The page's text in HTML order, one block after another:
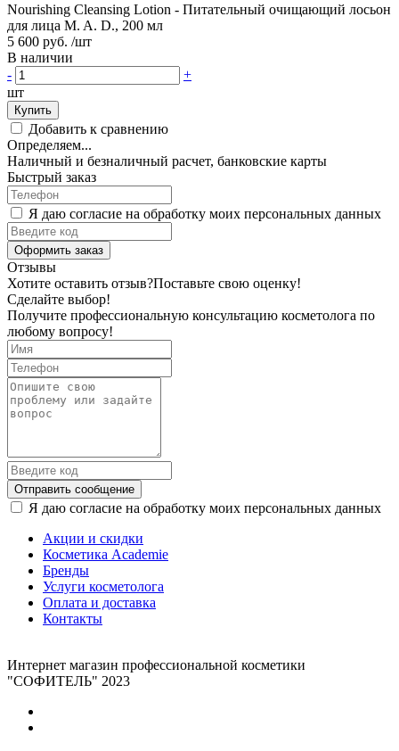
Nourishing Cleansing Lotion - Питательный очищающий лосьон
для лица M. A. D., 200 мл
5 600 руб. /шт
В наличии
-
+
шт
Купить
Добавить к сравнению
Определяем...
Наличный и безналичный расчет, банковские карты
Быстрый заказ
Я даю согласие на обработку моих персональных данных
Оформить заказ
Отзывы
Хотите оставить отзыв?Поставьте свою оценку!
Сделайте выбор!
Получите профессиональную консультацию косметолога по
любому вопросу!
Отправить сообщение
Я даю согласие на обработку моих персональных данных
Акции и скидки
Косметика Academie
Бренды
Услуги косметолога
Оплата и доставка
Контакты
Интернет магазин профессиональной косметики
"СОФИТЕЛЬ" 2023